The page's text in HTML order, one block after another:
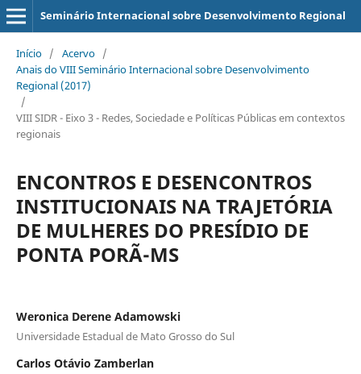
Seminário Internacional sobre Desenvolvimento Regional
Início / Acervo /
Anais do VIII Seminário Internacional sobre Desenvolvimento
Regional (2017)
/
VIII SIDR - Eixo 3 - Redes, Sociedade e Políticas Públicas em contextos
regionais
ENCONTROS E DESENCONTROS
INSTITUCIONAIS NA TRAJETÓRIA
DE MULHERES DO PRESÍDIO DE
PONTA PORÃ-MS
Weronica Derene Adamowski
Universidade Estadual de Mato Grosso do Sul
Carlos Otávio Zamberlan